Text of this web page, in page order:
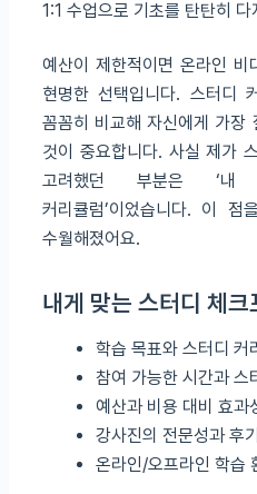
1:1 수업으로 기초를 탄탄히
예산이 제한적이면 온라인 비
현명한 선택입니다. 스터디
꼼꼼히 비교해 자신에게 가장
것이 중요합니다. 사실 제가
고려했던 부분은 ‘
커리큘럼’이었습니다. 이
수월해졌어요.
내게 맞는 스터디 체크
학습 목표와 스터디 커
참여 가능한 시간과 스
예산과 비용 대비 효과
강사진의 전문성과 후
온라인/오프라인 학습